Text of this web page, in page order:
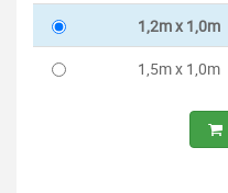
1,2m x 1,0m
1,5m x 1,0m